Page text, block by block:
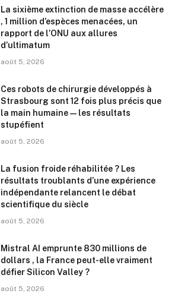
La sixième extinction de masse accélère
, 1 million d’espèces menacées, un
rapport de l’ONU aux allures
d’ultimatum
août 5, 2026
Ces robots de chirurgie développés à
Strasbourg sont 12 fois plus précis que
la main humaine — les résultats
stupéfient
août 5, 2026
La fusion froide réhabilitée ? Les
résultats troublants d’une expérience
indépendante relancent le débat
scientifique du siècle
août 5, 2026
Mistral AI emprunte 830 millions de
dollars , la France peut-elle vraiment
défier Silicon Valley ?
août 5, 2026